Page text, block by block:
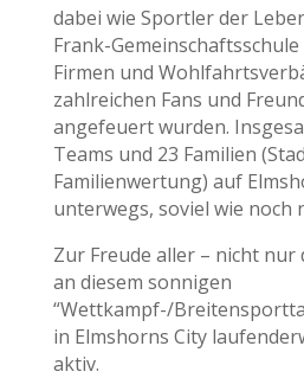
dabei wie Sportler der
Frank-
Firmen und
zahlreichen Fans und
angefeuert wurden.
Teams und 23 Familien
Familienwertung) auf
unterwegs, soviel wie noch
Zur Freude aller – nicht nur
an diesem sonnigen
“Wettkampf-/
in Elmshorns City
aktiv.